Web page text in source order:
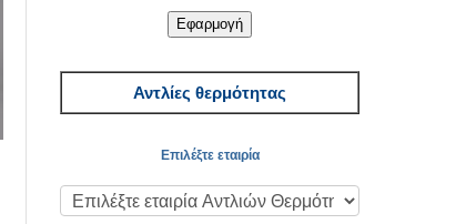
Εφαρμογή
Αντλίες θερμότητας
Επιλέξτε εταιρία